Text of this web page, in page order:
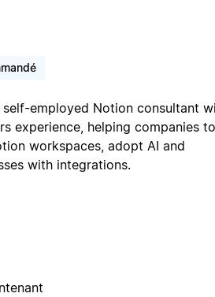
employed Notion consultant
experience, helping companies to
workspaces, adopt AI and
with integrations.